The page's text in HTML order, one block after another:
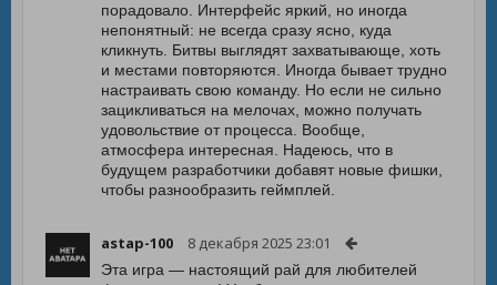
порадовало. Интерфейс яркий, но иногда
непонятный: не всегда сразу ясно, куда
кликнуть. Битвы выглядят захватывающе, хоть
и местами повторяются. Иногда бывает трудно
настраивать свою команду. Но если не сильно
зацикливаться на мелочах, можно получать
удовольствие от процесса. Вообще,
атмосфера интересная. Надеюсь, что в
будущем разработчики добавят новые фишки,
чтобы разнообразить геймплей.
astap-100 8 декабря 2025 23:01
Эта игра — настоящий рай для любителей